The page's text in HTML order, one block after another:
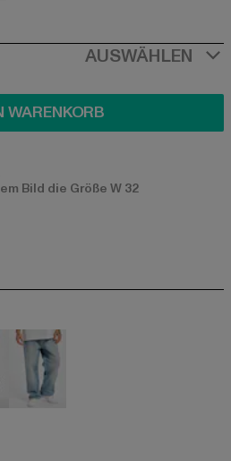
AUSWÄHLEN
WARENKORB
Bild die Größe W 32